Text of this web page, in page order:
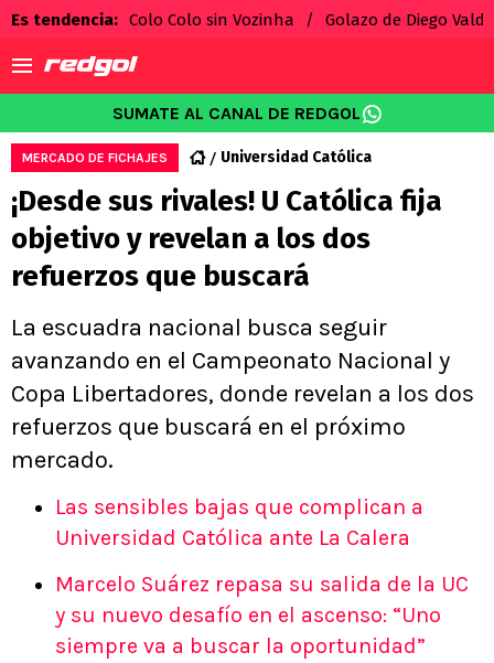
Es tendencia: Colo Colo sin Vozinha Golazo de Diego
SUMATE AL CANAL DE REDGOL
MERCADO DE FICHAJES Universidad Católica
¡Desde sus rivales! U Católica fija
objetivo y revelan a los dos
refuerzos que buscará
La escuadra nacional busca seguir
avanzando en el Campeonato Nacional y
Copa Libertadores, donde revelan a los dos
refuerzos que buscará en el próximo
mercado.
Las sensibles bajas que complican a
Universidad Católica ante La Calera
Marcelo Suárez repasa su salida de la UC
y su nuevo desafío en el ascenso: “Uno
siempre va a buscar la oportunidad”